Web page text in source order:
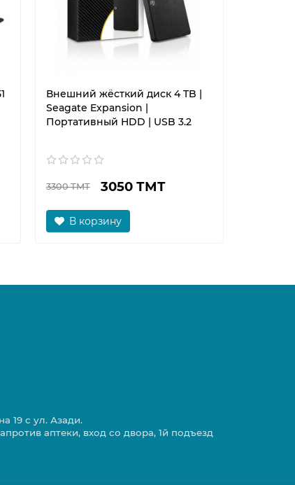
Внешний жёсткий диск 4 TB |
Seagate Expansion |
Портативный HDD | USB 3.2
3300 ТМТ 3050 ТМТ
В корзину
19 с ул. Азади.
аптеки, вход со двора, 1й подъезд